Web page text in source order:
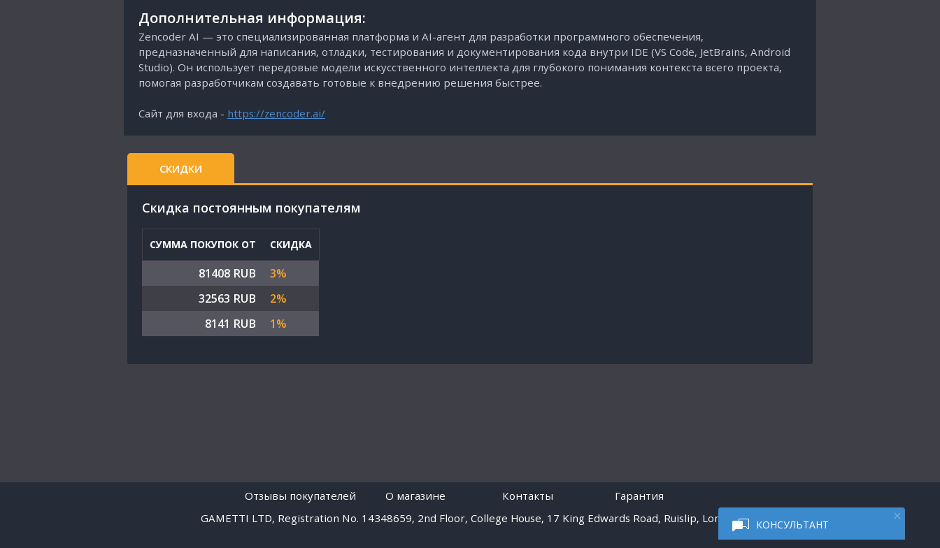
КОНСУЛЬТАНТ
Дополнительная информация:
Zencoder AI — это специализированная платформа и AI-агент для разработки программного обеспечения,
предназначенный для написания, отладки, тестирования и документирования кода внутри IDE (VS Code, JetBrains, Android
Studio). Он использует передовые модели искусственного интеллекта для глубокого понимания контекста всего проекта,
помогая разработчикам создавать готовые к внедрению решения быстрее.
Сайт для входа - https://zencoder.ai/
СКИДКИ
Cкидка постоянным покупателям
СУММА ПОКУПОК ОТ СКИДКА
81408 RUB
3%
32563 RUB
2%
8141 RUB
1%
Отзывы покупателей O магазине Контакты
Гарантия
GAMETTI LTD, Registration No. 14348659, 2nd Floor, College House, 17 King Edwards Road, Ruislip, London